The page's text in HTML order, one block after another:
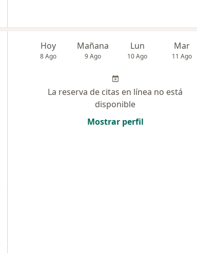
Hoy
8 Ago
Mañana
9 Ago
Lun
10 Ago
Mar
11 Ago
La reserva de citas en línea no está
disponible
Mostrar perfil